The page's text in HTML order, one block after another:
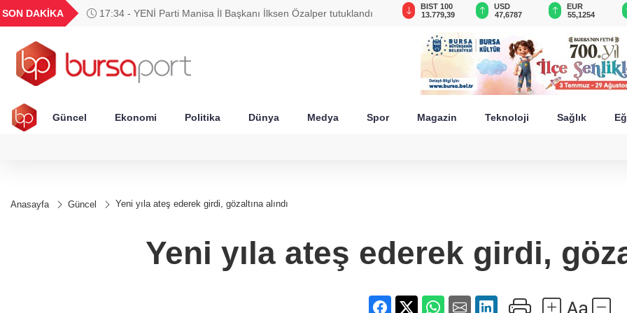
SON DAKİKA 17:34 - YENİ Parti Manisa İl Başkanı İlksen Özalper tutuklandı
GEL
18,2677
16,3788
27,9743
0,0018
6.660,55
BIST 100
13.779,39
USD
47,6787
EUR
55,1254
Güncel Ekonomi Politika Dünya Medya Spor Magazin Teknoloji Sağlık
Anasayfa Güncel Yeni yıla ateş ederek girdi, gözaltına alındı
Yeni yıla ateş ederek girdi,